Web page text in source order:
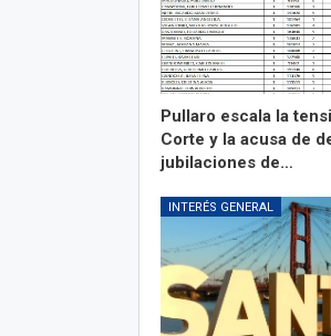
Pullaro escala la
Corte y la acusa de
jubilaciones de…
INTERÉS GENERAL